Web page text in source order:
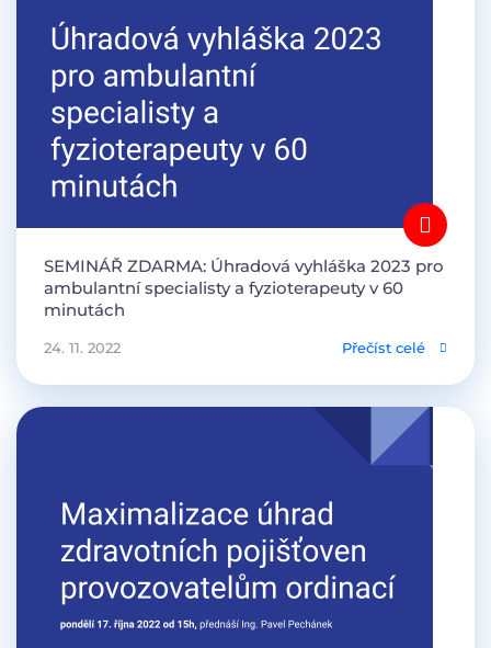
SEMINÁŘ ZDARMA: Úhradová vyhláška 2023 pro
ambulantní specialisty a fyzioterapeuty v 60
minutách
24. 11. 2022 Přečíst celé